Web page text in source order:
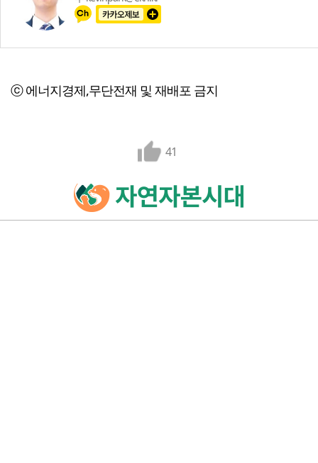
ⓒ 에너지경제,무단전재 및 재배포 금지
41